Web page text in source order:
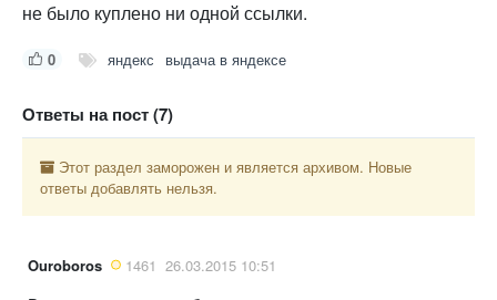
не было куплено ни одной ссылки.
0 яндекс выдача в яндексе
Ответы на пост (7)
Этот раздел заморожен и является архивом. Новые
ответы добавлять нельзя.
Ouroboros 1461 26.03.2015 10:51